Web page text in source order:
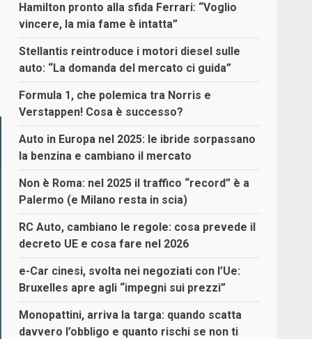
Hamilton pronto alla sfida Ferrari: “Voglio
vincere, la mia fame è intatta”
Stellantis reintroduce i motori diesel sulle
auto: “La domanda del mercato ci guida”
Formula 1, che polemica tra Norris e
Verstappen! Cosa è successo?
Auto in Europa nel 2025: le ibride sorpassano
la benzina e cambiano il mercato
Non è Roma: nel 2025 il traffico “record” è a
Palermo (e Milano resta in scia)
RC Auto, cambiano le regole: cosa prevede il
decreto UE e cosa fare nel 2026
e-Car cinesi, svolta nei negoziati con l’Ue:
Bruxelles apre agli “impegni sui prezzi”
Monopattini, arriva la targa: quando scatta
davvero l’obbligo e quanto rischi se non ti